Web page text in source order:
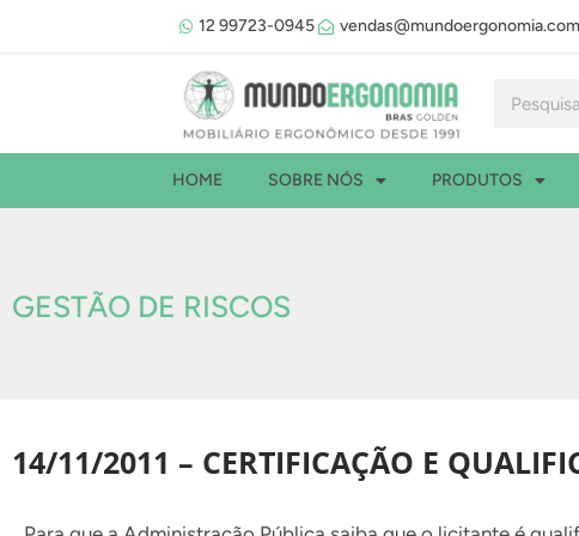
12 99723-0945
Pesquisar
HOME SOBRE NÓS PRODUTOS
GESTÃO DE RISCOS
14/11/2011 – CERTIFICAÇÃO E